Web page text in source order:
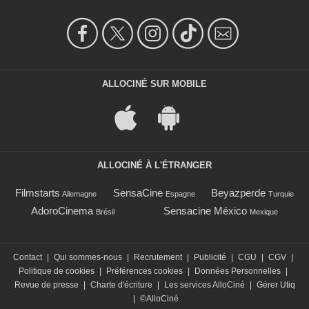
ALLOCINÉ SUR MOBILE
ALLOCINÉ À L'ÉTRANGER
Filmstarts Allemagne SensaCine Espagne Beyazperde Turquie
AdoroCinema Brésil Sensacine México Mexique
Contact Qui sommes-nous Recrutement Publicité CGU CGV
Politique de cookies
Préférences cookies Données Personnelles
Revue de presse
Charte d'écriture Les services AlloCiné
Gérer Utiq
©AlloCiné